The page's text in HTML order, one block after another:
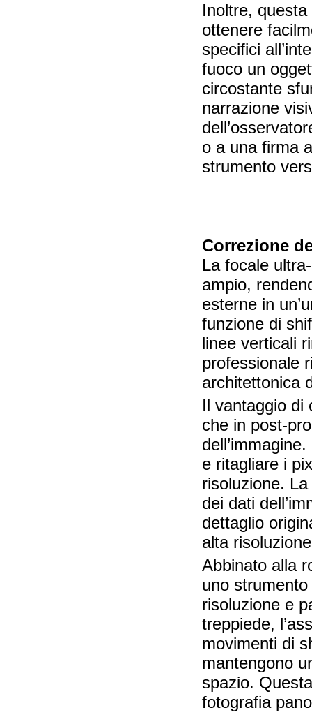
Inoltre,
ottenere
specifici
fuoco un
circostante
narrazione
o a una firma
strumento
Correzione
La focale
ampio,
esterne in
funzione di
linee verticali
professionale
architettonica
Il vantaggio di
che in post-
e ritagliare i
risoluzione.
dei dati
dettaglio
alta
Abbinato alla
uno
risoluzione e
treppiede,
movimenti di
mantengono
spazio.
fotografia